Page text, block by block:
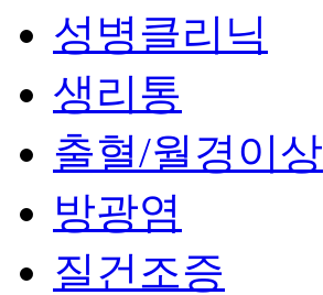
성병클리닉
생리통
출혈/월경이상
방광염
질건조증